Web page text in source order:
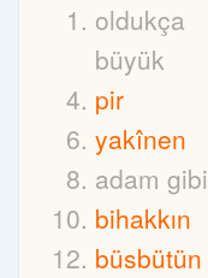
oldukça
büyük
pir
yakînen
adam gibi
bihakkın
büsbütün